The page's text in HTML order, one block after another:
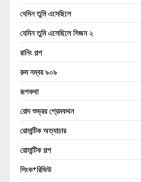
যেদিন তুমি এসেছিলে
যেদিন তুমি এসেছিলে সিজন ২
রানিং গল্প
রুম নম্বর ৯০৯
রূপকথা
রোদ শুভ্রর প্রেমকথন
রোমান্টিক অত্যাচার
রোমান্টিক গল্প
লিংক+রিভিউ